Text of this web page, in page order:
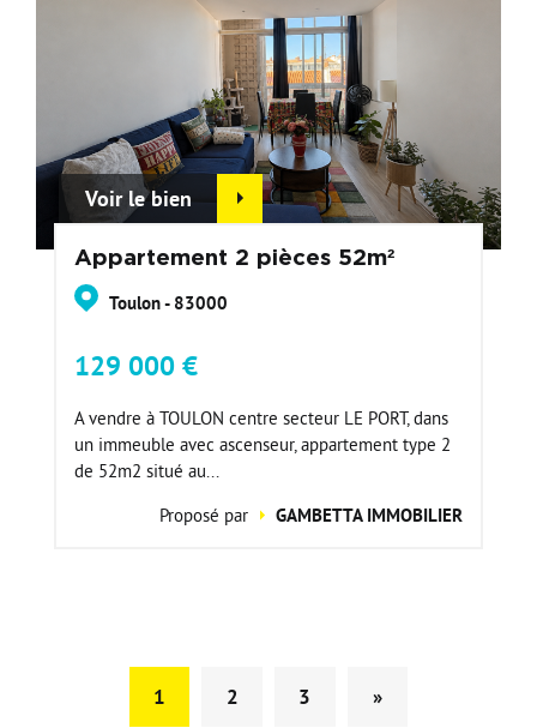
Voir le bien
Appartement 2 pièces 52m²
Toulon - 83000
129 000 €
A vendre à TOULON centre secteur LE PORT, dans
un immeuble avec ascenseur, appartement type 2
de 52m2 situé au...
Proposé par
GAMBETTA IMMOBILIER
1 2 3 »